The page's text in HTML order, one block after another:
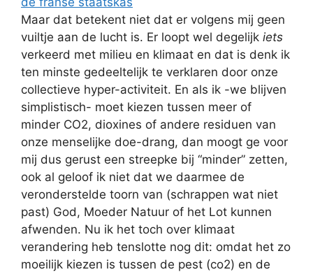
Maar dat betekent niet dat er volgens mij geen
vuiltje aan de lucht is. Er loopt wel degelijk iets
verkeerd met milieu en klimaat en dat is denk ik
ten minste gedeeltelijk te verklaren door onze
collectieve hyper-activiteit. En als ik -we blijven
simplistisch- moet kiezen tussen meer of
minder CO2, dioxines of andere residuen van
onze menselijke doe-drang, dan moogt ge voor
mij dus gerust een streepke bij “minder” zetten,
ook al geloof ik niet dat we daarmee de
veronderstelde toorn van (schrappen wat niet
past) God, Moeder Natuur of het Lot kunnen
afwenden. Nu ik het toch over klimaat
verandering heb tenslotte nog dit: omdat het zo
moeilijk kiezen is tussen de pest (co2) en de